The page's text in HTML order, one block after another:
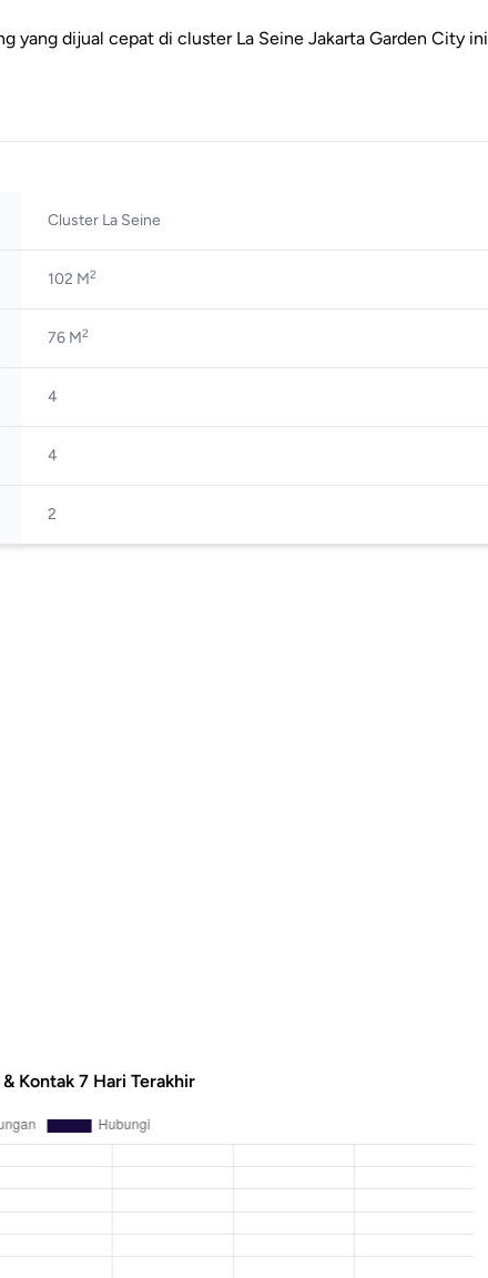
yang dijual cepat di cluster La Seine Jakarta Garden City ini
Cluster La Seine
102 M2
76 M2
4
4
2
Kontak 7 Hari Terakhir